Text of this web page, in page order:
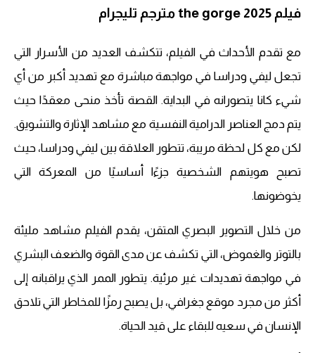
فيلم the gorge 2025 مترجم تليجرام
مع تقدم الأحداث في الفيلم، تتكشف العديد من الأسرار التي
تجعل ليفي ودراسا في مواجهة مباشرة مع تهديد أكبر من أي
شيء كانا يتصورانه في البداية. القصة تأخذ منحى معقدًا حيث
يتم دمج العناصر الدرامية النفسية مع مشاهد الإثارة والتشويق.
لكن مع كل لحظة مريبة، تتطور العلاقة بين ليفي ودراسا، حيث
تصبح هويتهم الشخصية جزءًا أساسيًا من المعركة التي
يخوضونها.
من خلال التصوير البصري المتقن، يقدم الفيلم مشاهد مليئة
بالتوتر والغموض، التي تكشف عن مدى القوة والضعف البشري
في مواجهة تهديدات غير مرئية. يتطور الممر الذي يراقبانه إلى
أكثر من مجرد موقع جغرافي، بل يصبح رمزًا للمخاطر التي تلاحق
الإنسان في سعيه للبقاء على قيد الحياة.